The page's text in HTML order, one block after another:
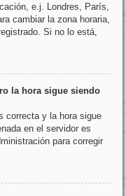
e.j. Londres, París,
cambiar la zona horaria,
Si no lo está,
la hora sigue siendo
correcta y la hora sigue
en el servidor es
para corregir